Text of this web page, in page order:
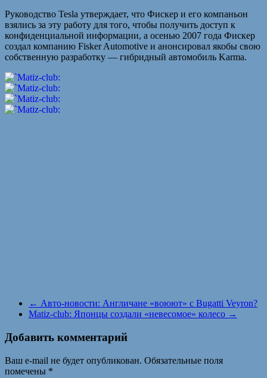
Руководство Tesla утверждает, что Фискер и его компаньон
взялись за эту работу для того, чтобы получить доступ к
конфиденциальной информации, а осенью 2007 года Фискер
создал компанию Fisker Automotive и анонсировал якобы свою
собственную разработку — гибридный автомобиль Karma.
← Авто-новости: Англичане «воюют» с Bugatti Veyron?
Matiz-club: Японцы создали «невесомое» колесо →
Добавить комментарий
Ваш e-mail не будет опубликован. Обязательные поля
помечены *